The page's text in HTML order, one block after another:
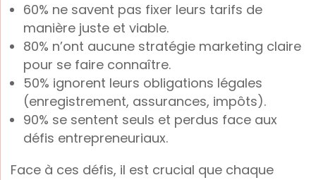
60% ne savent pas fixer leurs tarifs de
manière juste et viable.
80% n’ont aucune stratégie marketing claire
pour se faire connaître.
50% ignorent leurs obligations légales
(enregistrement, assurances, impôts).
90% se sentent seuls et perdus face aux
défis entrepreneuriaux.
Face à ces défis, il est crucial que chaque